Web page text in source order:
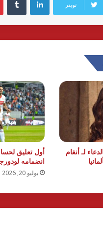
تويتر
لـ أنغام
أول تعليق
انضمامه
يوليو 20, 2026